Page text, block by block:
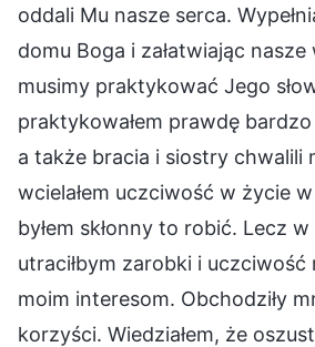
oddali Mu nasze serca.
domu Boga i załatwiając nasze
musimy praktykować Jego
praktykowałem prawdę
a także bracia i siostry chwalili
wcielałem uczciwość w życie
byłem skłonny to robić. Lecz
utraciłbym zarobki i uczciwość
moim interesom. Obchodziły
korzyści. Wiedziałem, że